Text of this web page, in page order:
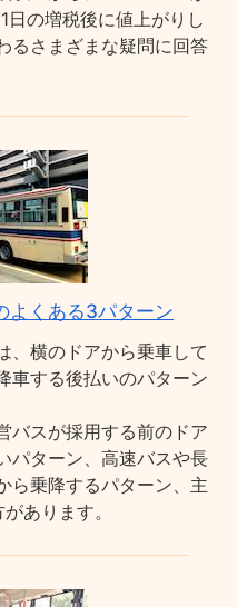
日の増税後に値上がりし
るさまざまな疑問に回答
よくある3パターン
、横のドアから乗車して
車する後払いのパターン
バスが採用する前のドア
パターン、高速バスや長
ら乗降するパターン、主
あります。